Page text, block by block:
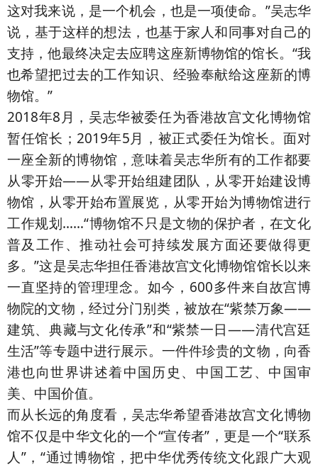
这对我来说，是一个机会，也是一项使命。”吴志华
说，基于这样的想法，也基于家人和同事对自己的
支持，他最终决定去应聘这座新博物馆的馆长。“我
也希望把过去的工作知识、经验奉献给这座新的博
物馆。”
2018年8月，吴志华被委任为香港故宫文化博物馆
暂任馆长；2019年5月，被正式委任为馆长。面对
一座全新的博物馆，意味着吴志华所有的工作都要
从零开始——从零开始组建团队，从零开始建设博
物馆，从零开始布置展览，从零开始为博物馆进行
工作规划……“博物馆不只是文物的保护者，在文化
普及工作、推动社会可持续发展方面还要做得更
多。”这是吴志华担任香港故宫文化博物馆馆长以来
一直坚持的管理理念。如今，600多件来自故宫博
物院的文物，经过分门别类，被放在“紫禁万象——
建筑、典藏与文化传承”和“紫禁一日——清代宫廷
生活”等专题中进行展示。一件件珍贵的文物，向香
港也向世界讲述着中国历史、中国工艺、中国审
美、中国价值。
而从长远的角度看，吴志华希望香港故宫文化博物
馆不仅是中华文化的一个“宣传者”，更是一个“联系
人”，“通过博物馆，把中华优秀传统文化跟广大观